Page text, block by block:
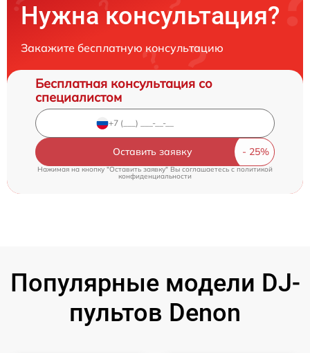
Нужна консультация?
Закажите бесплатную консультацию
Бесплатная консультация со
специалистом
Оставить заявку
Нажимая на кнопку "Оставить заявку" Вы соглашаетесь cполитикой
конфиденциальности
Популярные модели DJ-
пультов Denon